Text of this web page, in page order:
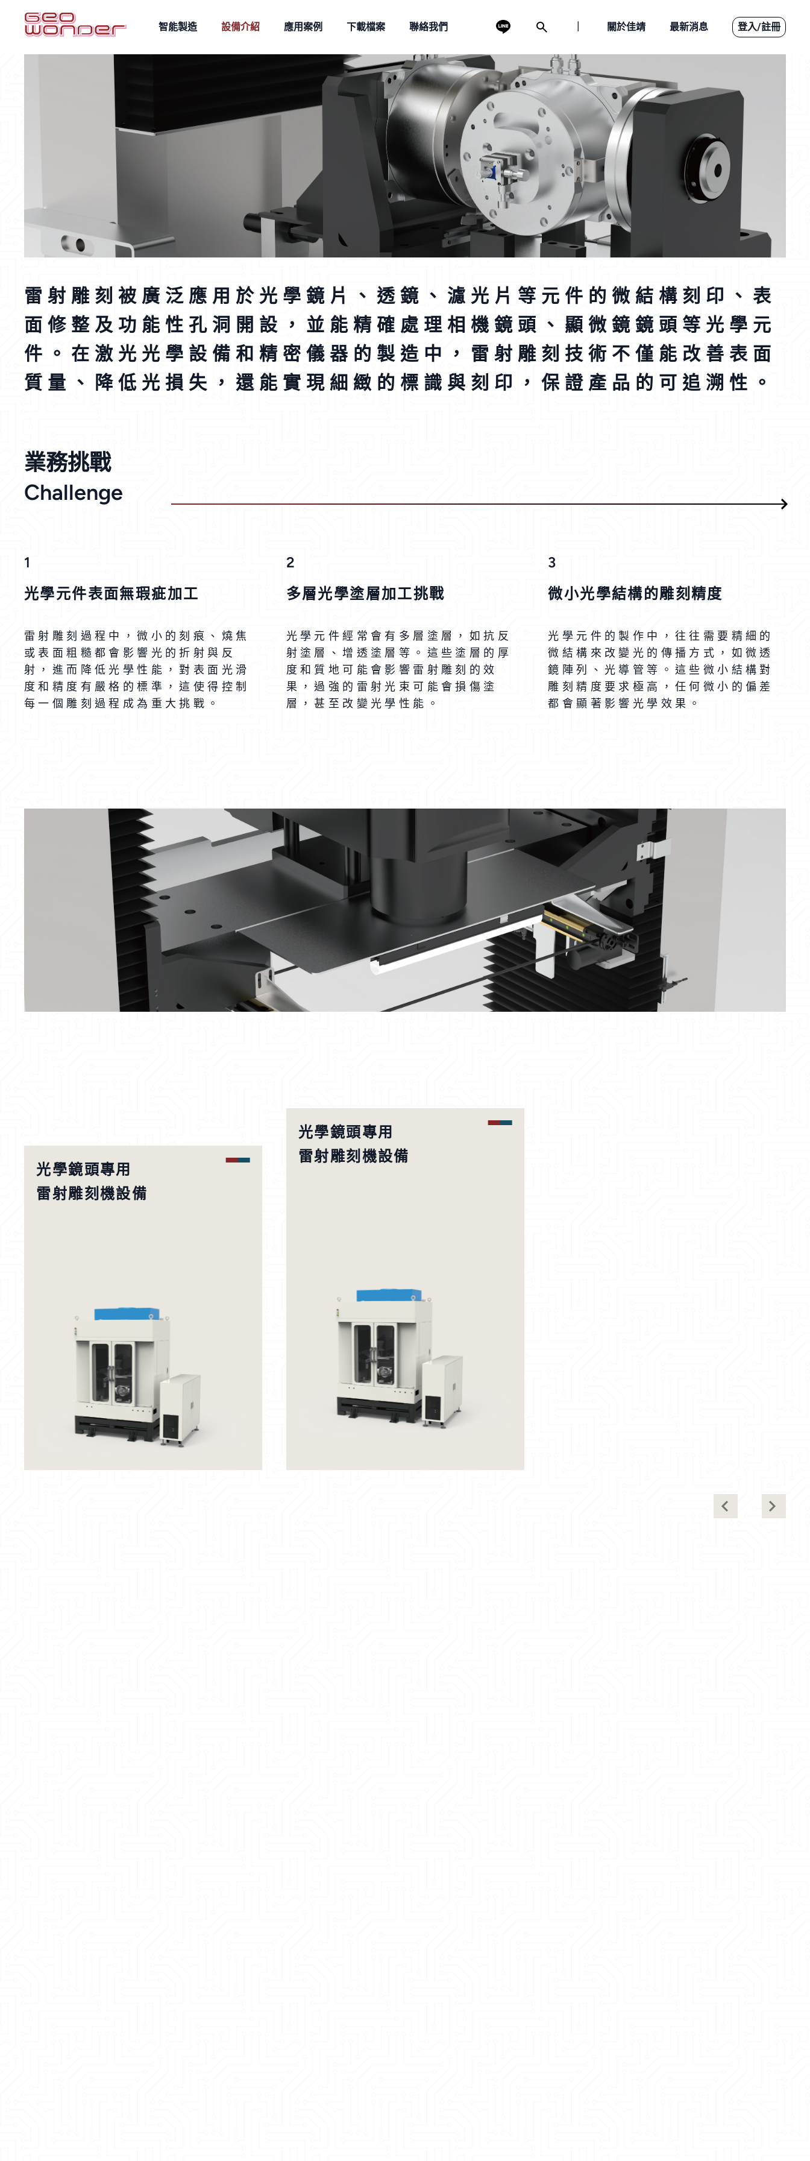
智能製造 設備介紹
雷射量測
AOI影像辨識
應用案例 下載檔案 聯絡我們 關於佳靖 最新消息 登入/註冊
智能製造
設備介紹
應用案例
下載檔案
聯絡我們
關於佳靖
雷射雕刻被廣泛應用於光學鏡片、透鏡、濾光片等元件的微結構刻印、表
面修整及功能性孔洞開設，並能精確處理相機鏡頭、顯微鏡鏡頭等光學元
件。在激光光學設備和精密儀器的製造中，雷射雕刻技術不僅能改善表面
質量、降低光損失，還能實現細緻的標識與刻印，保證產品的可追溯性。
業務挑戰
Challenge
1
光學元件表面無瑕疵加工
雷射雕刻過程中，微小的刻痕、燒焦
或表面粗糙都會影響光的折射與反
射，進而降低光學性能，對表面光滑
度和精度有嚴格的標準，這使得控制
每一個雕刻過程成為重大挑戰。
2
多層光學塗層加工挑戰
光學元件經常會有多層塗層，如抗反
射塗層、增透塗層等。這些塗層的厚
度和質地可能會影響雷射雕刻的效
果，過強的雷射光束可能會損傷塗
層，甚至改變光學性能。
3
微小光學結構的雕刻精度
光學元件的製作中，往往需要精細的
微結構來改變光的傳播方式，如微透
鏡陣列、光導管等。這些微小結構對
雕刻精度要求極高，任何微小的偏差
都會顯著影響光學效果。
光學鏡頭專用
雷射雕刻機設備
光學鏡頭專用
雷射雕刻機設備